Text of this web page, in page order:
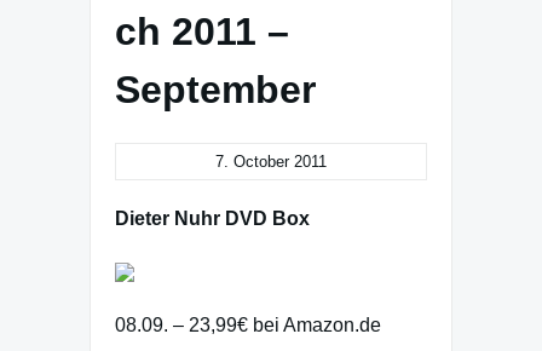
ch 2011 –
September
7. October 2011
Dieter Nuhr DVD Box
08.09. – 23,99€ bei Amazon.de